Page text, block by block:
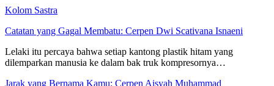
Kolom Sastra
Catatan yang Gagal Membatu: Cerpen Dwi Scativana Isnaeni
Lelaki itu percaya bahwa setiap kantong plastik hitam yang
dilemparkan manusia ke dalam bak truk kompresornya…
Jarak yang Bernama Kamu: Cerpen Aisyah Muhammad